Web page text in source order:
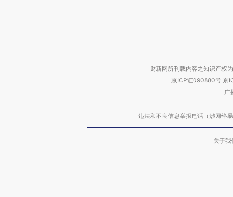
财新网所刊载内容之知识产权
京ICP证090880号 京
广
违法和不良信息举报电话（涉网
关于我